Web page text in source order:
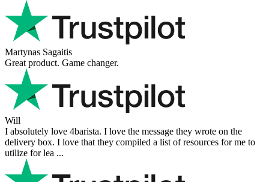
Martynas Sagaitis
Great product. Game changer.
Will
I absolutely love 4barista. I love the message they wrote on the
delivery box. I love that they compiled a list of resources for me to
utilize for lea ...